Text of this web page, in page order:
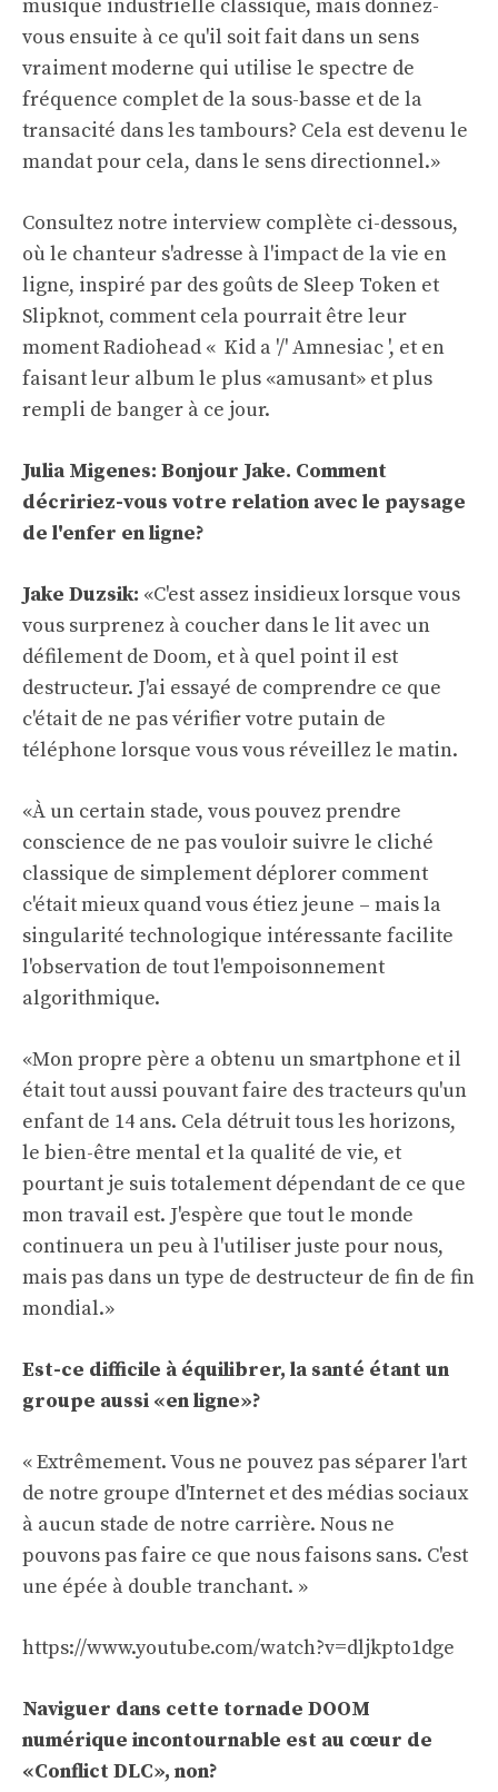
musique industrielle classique, mais donnez-
vous ensuite à ce qu'il soit fait dans un sens
vraiment moderne qui utilise le spectre de
fréquence complet de la sous-basse et de la
transacité dans les tambours? Cela est devenu le
mandat pour cela, dans le sens directionnel.»
Consultez notre interview complète ci-dessous,
où le chanteur s'adresse à l'impact de la vie en
ligne, inspiré par des goûts de Sleep Token et
Slipknot, comment cela pourrait être leur
moment Radiohead « Kid a '/' Amnesiac ', et en
faisant leur album le plus «amusant» et plus
rempli de banger à ce jour.
Julia Migenes: Bonjour Jake. Comment
décririez-vous votre relation avec le paysage
de l'enfer en ligne?
Jake Duzsik: «C'est assez insidieux lorsque vous
vous surprenez à coucher dans le lit avec un
défilement de Doom, et à quel point il est
destructeur. J'ai essayé de comprendre ce que
c'était de ne pas vérifier votre putain de
téléphone lorsque vous vous réveillez le matin.
«À un certain stade, vous pouvez prendre
conscience de ne pas vouloir suivre le cliché
classique de simplement déplorer comment
c'était mieux quand vous étiez jeune – mais la
singularité technologique intéressante facilite
l'observation de tout l'empoisonnement
algorithmique.
«Mon propre père a obtenu un smartphone et il
était tout aussi pouvant faire des tracteurs qu'un
enfant de 14 ans. Cela détruit tous les horizons,
le bien-être mental et la qualité de vie, et
pourtant je suis totalement dépendant de ce que
mon travail est. J'espère que tout le monde
continuera un peu à l'utiliser juste pour nous,
mais pas dans un type de destructeur de fin de fin
mondial.»
Est-ce difficile à équilibrer, la santé étant un
groupe aussi «en ligne»?
« Extrêmement. Vous ne pouvez pas séparer l'art
de notre groupe d'Internet et des médias sociaux
à aucun stade de notre carrière. Nous ne
pouvons pas faire ce que nous faisons sans. C'est
une épée à double tranchant. »
https://www.youtube.com/watch?v=dljkpto1dge
Naviguer dans cette tornade DOOM
numérique incontournable est au cœur de
«Conflict DLC», non?